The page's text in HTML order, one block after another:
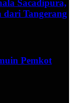
Sacadipura,
dari Tangerang
Pemkot